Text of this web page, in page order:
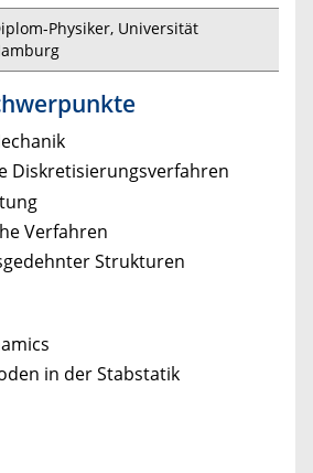
Physiker, Universität
Diskretisierungsverfahren
Verfahren
Strukturen
in der Stabstatik